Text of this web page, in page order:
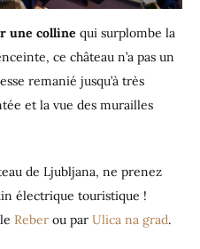
une colline qui surplombe la
ce château n’a pas un
remanié jusqu’à très
et la vue des murailles
de Ljubljana, ne prenez
électrique touristique !
Reber ou par Ulica na grad.